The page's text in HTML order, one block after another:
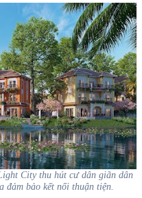
City thu hút cư dân giãn dân
đảm bảo kết nối thuận tiện.